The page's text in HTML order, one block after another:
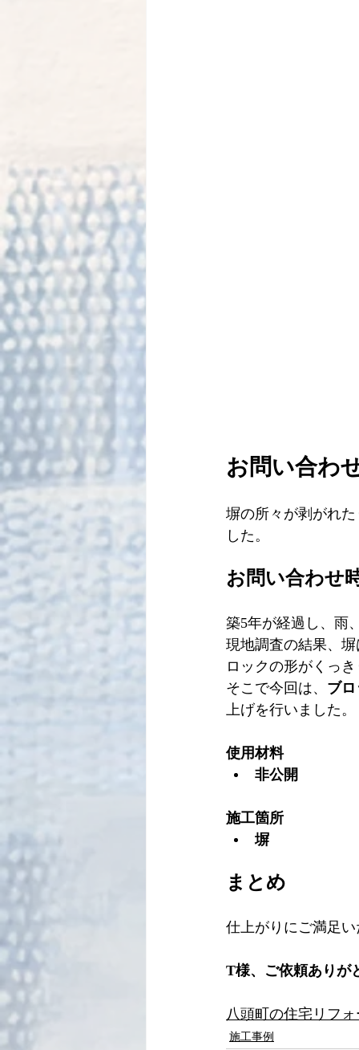
お問い合わ
塀の所々が剥がれ
した。
お問い合わせ
築5年が経過し、雨
現地調査の結果、
ロックの形がくっ
そこで今回は、 ブ
上げを行いました。
使用材料
非公開
施工箇所
塀
まとめ
仕上がりにご満足
T様、ご依頼ありが
八頭町の住宅リフ
施工事例